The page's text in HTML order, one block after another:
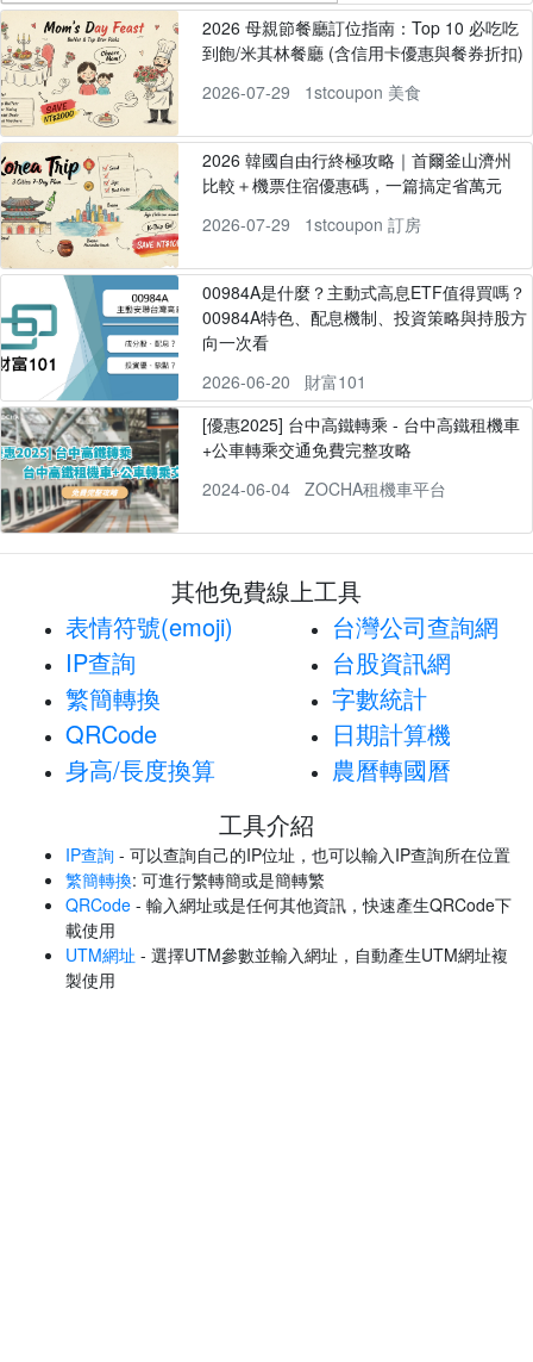
2026 母親節餐廳訂位指南：Top 10 必吃吃
到飽/米其林餐廳 (含信用卡優惠與餐券折扣)
2026-07-29
1stcoupon 美食
2026 韓國自由行終極攻略｜首爾釜山濟州
比較＋機票住宿優惠碼，一篇搞定省萬元
2026-07-29
1stcoupon 訂房
00984A是什麼？主動式高息ETF值得買嗎？
00984A特色、配息機制、投資策略與持股方
向一次看
2026-06-20
財富101
[優惠2025] 台中高鐵轉乘 - 台中高鐵租機車
+公車轉乘交通免費完整攻略
2024-06-04
ZOCHA租機車平台
其他免費線上工具
表情符號(emoji)
IP查詢
繁簡轉換
QRCode
身高/長度換算
台灣公司查詢網
台股資訊網
字數統計
日期計算機
農曆轉國曆
工具介紹
IP查詢 - 可以查詢自己的IP位址，也可以輸入IP查詢所在位置
繁簡轉換: 可進行繁轉簡或是簡轉繁
QRCode - 輸入網址或是任何其他資訊，快速產生QRCode下
載使用
UTM網址 - 選擇UTM參數並輸入網址，自動產生UTM網址複
製使用